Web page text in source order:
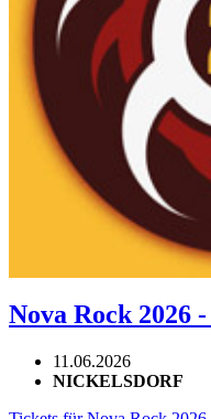
Nova Rock 2026
11.06.2026
NICKELSDORF